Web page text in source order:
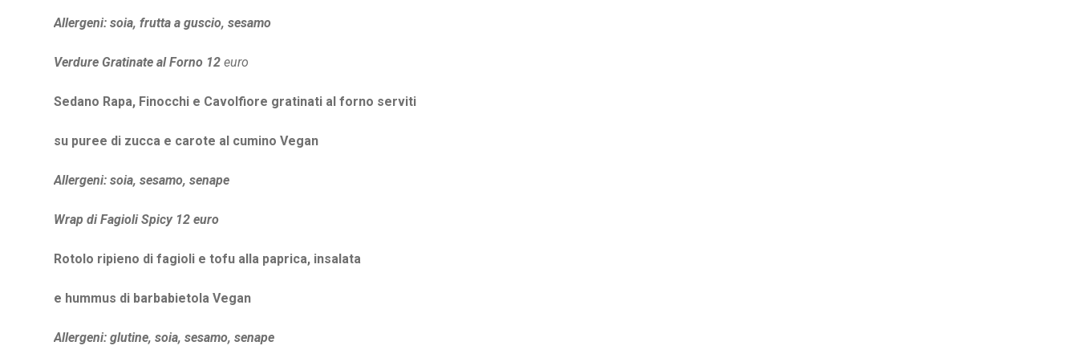
Allergeni: soia, frutta a guscio, sesamo
Verdure Gratinate al Forno 12 euro
Sedano Rapa, Finocchi e Cavolfiore gratinati al forno serviti
su puree di zucca e carote al cumino Vegan
Allergeni: soia, sesamo, senape
Wrap di Fagioli Spicy 12 euro
Rotolo ripieno di fagioli e tofu alla paprica, insalata
e hummus di barbabietola Vegan
Allergeni: glutine, soia, sesamo, senape